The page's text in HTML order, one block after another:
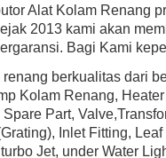
Alat Kolam Renang
2013 kami akan
Bagi Kami
berkualitas dari
Kolam Renang,
Part,
Inlet Fitting,
Jet, under Water